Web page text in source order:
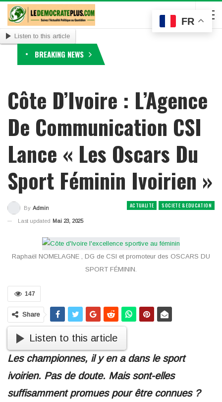
Listen to this article
BREAKING NEWS
Côte D’Ivoire : L’Agence
De Communication CSI
Lance « Les Oscars Du
Sport Féminin Ivoirien »
ACTUALITE SOCIETE & EDUCATION
By Admin
Last updated Mai 23, 2025
Raphaël NOMELAGNE , DG de CSI et promoteur des OSCARS DU
SPORT FÉMININ.
147
Share
Listen to this article
Les championnes, il y en a dans le sport
ivoirien. Pas de doute. Mais sont-elles
suffisamment promues pour être connues ?
FR